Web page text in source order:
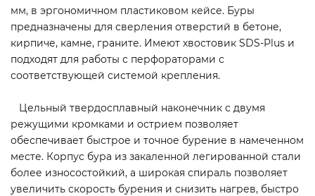
мм, в эргономичном пластиковом кейсе. Буры
предназначены для сверления отверстий в бетоне,
кирпиче, камне, граните. Имеют хвостовик SDS-Plus и
подходят для работы с перфораторами с
соответствующей системой крепления.
Цельный твердосплавный наконечник с двумя
режущими кромками и острием позволяет
обеспечивает быстрое и точное бурение в намеченном
месте. Корпус бура из закаленной легированной стали
более износостойкий, а широкая спираль позволяет
увеличить скорость бурения и снизить нагрев, быстро